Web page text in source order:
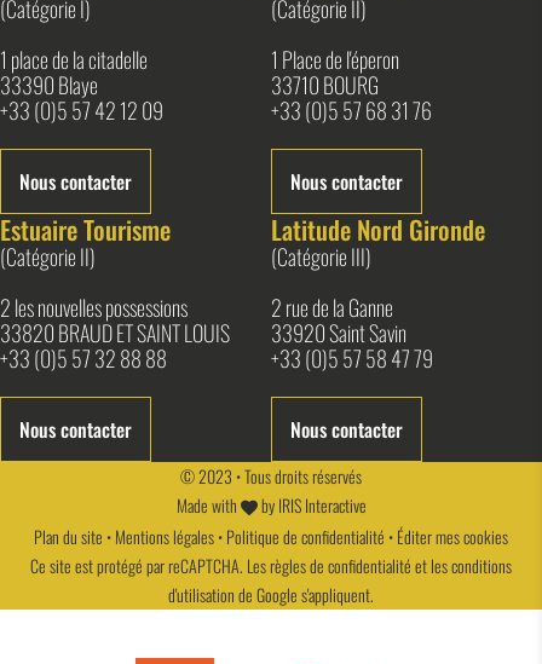
(Catégorie I)
1 place de la citadelle
33390 Blaye
+33 (0)5 57 42 12 09
Nous contacter
(Catégorie II)
1 Place de l'éperon
33710 BOURG
+33 (0)5 57 68 31 76
Nous contacter
Estuaire Tourisme
(Catégorie II)
2 les nouvelles possessions
33820 BRAUD ET SAINT LOUIS
+33 (0)5 57 32 88 88
Nous contacter
Latitude Nord Gironde
(Catégorie III)
2 rue de la Ganne
33920 Saint Savin
+33 (0)5 57 58 47 79
Nous contacter
© 2023 • Tous droits réservés
Made with
byIRIS Interactive
Plan du site •Mentions légales•Politique de confidentialité •Éditer mes cookies
Ce site est protégé par reCAPTCHA. Lesrègles de confidentialitéet lesconditions
d'utilisationde Google s'appliquent.